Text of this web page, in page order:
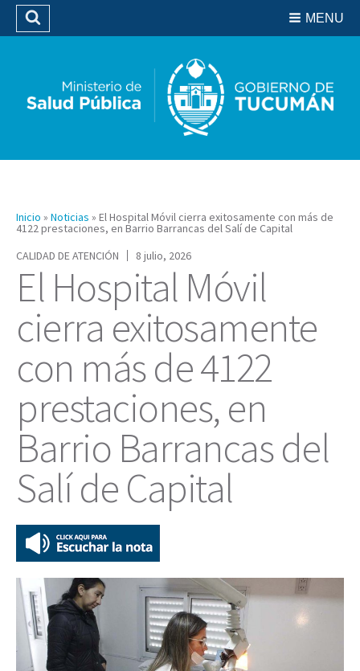
Biblioteca
MENU
Buscar
Inicio » Noticias » El Hospital Móvil cierra exitosamente con más de
4122 prestaciones, en Barrio Barrancas del Salí de Capital
CALIDAD DE ATENCIÓN
8 julio, 2026
El Hospital Móvil
cierra exitosamente
con más de 4122
prestaciones, en
Barrio Barrancas del
Salí de Capital